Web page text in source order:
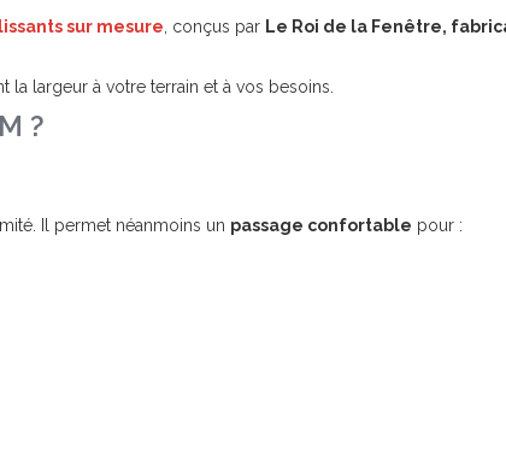
sur mesure , conçus par Le Roi de la Fenêtre,
la largeur à votre terrain et à vos besoins.
?
Il permet néanmoins un passage confortable pour :